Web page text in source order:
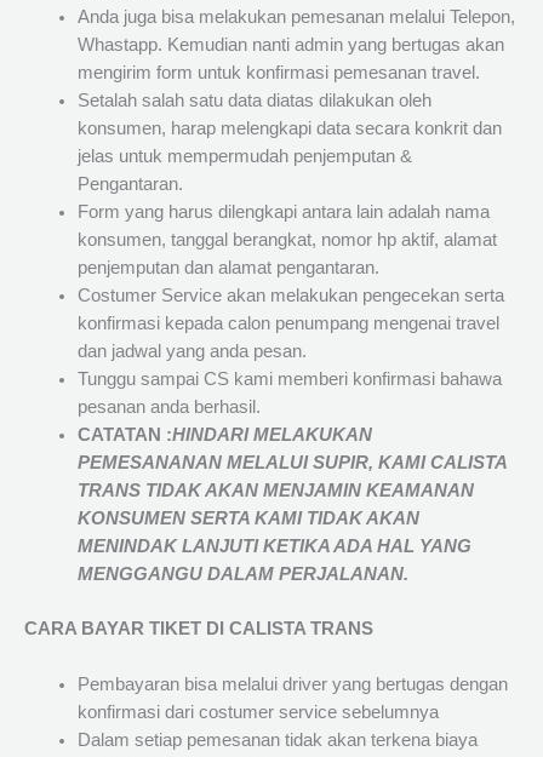
Anda juga bisa melakukan pemesanan melalui Telepon,
Whastapp. Kemudian nanti admin yang bertugas akan
mengirim form untuk konfirmasi pemesanan travel.
Setalah salah satu data diatas dilakukan oleh
konsumen, harap melengkapi data secara konkrit dan
jelas untuk mempermudah penjemputan &
Pengantaran.
Form yang harus dilengkapi antara lain adalah nama
konsumen, tanggal berangkat, nomor hp aktif, alamat
penjemputan dan alamat pengantaran.
Costumer Service akan melakukan pengecekan serta
konfirmasi kepada calon penumpang mengenai travel
dan jadwal yang anda pesan.
Tunggu sampai CS kami memberi konfirmasi bahawa
pesanan anda berhasil.
CATATAN :HINDARI MELAKUKAN
PEMESANANAN MELALUI SUPIR, KAMICALISTA
TRANSTIDAK AKAN MENJAMINKEAMANAN
KONSUMEN SERTA KAMI TIDAK AKAN
MENINDAK LANJUTI KETIKA ADA HAL YANG
MENGGANGU DALAM PERJALANAN.
CARA BAYAR TIKET DI CALISTA TRANS
Pembayaran bisa melalui driver yang bertugas dengan
konfirmasi dari costumer service sebelumnya
Dalam setiap pemesanan tidak akan terkena biaya